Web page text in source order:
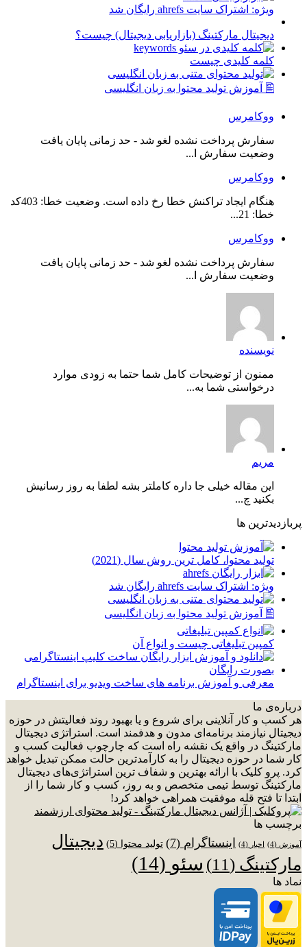
ویژه: اشتراک سایت ahrefs رایگان شد
دیجیتال مارکتینگ (بازاریابی دیجیتال) چیست؟
کلمه کلیدی چیست
🖺 آموزش تولید محتوا به زبان انگلیسی
ووکامرس
سفارش پرداخت نشده لغو شد - حد زمانی پایان یافت
وضعیت سفارش ا...
ووکامرس
هنگام ایجاد تراکنش خطا رخ داده است. وضعیت خطا: 403کد
خطا: 21...
ووکامرس
سفارش پرداخت نشده لغو شد - حد زمانی پایان یافت
وضعیت سفارش ا...
نویسنده
ممنون از توضیحات کامل شما حتما به زودی موارد
درخواستی شما به...
مریم
این مقاله خیلی جا داره کاملتر بشه لطفا به روز رسانیش
بکنید چ...
پربازدیدترین ها
توليد محتوا، کامل ترین روش سال (2021)
ویژه: اشتراک سایت ahrefs رایگان شد
🖺 آموزش تولید محتوا به زبان انگلیسی
کمپین تبلیغاتی چیست و انواع آن
معرفی و آموزش برنامه های ساخت ویدیو برای اینستاگرام
درباره‌ی ما
هر کسب و کار آنلاینی برای شروع و یا بهبود روند فعالیتش در حوزه
دیجیتال نیازمند برنامه‌ای مدون و هدفمند است. استراتژی دیجیتال
مارکتینگ در واقع یک نقشه راه است که چارچوب فعالیت کسب و
کار شما در حوزه دیجیتال را به کارآمدترین حالت ممکن تبدیل خواهد
کرد. پرو کلیک با ارائه بهترین و شفاف ترین استراتژی‌های دیجیتال
مارکتینگ توسط تیمی متخصص و به روز، کسب و کار شما را از
ابتدا تا فتح قله موفقیت همراهی خواهد کرد!
برچسب ها
آموزش (4) اخبار (4) اینستاگرام (7) تولید محتوا (5)
دیجیتال
مارکتینگ (11) سئو (14)
نماد ها